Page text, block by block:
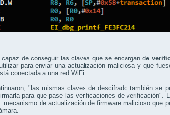
de conseguir las claves que se encargan de
para enviar una actualización maliciosa y que
conectada a una red WiFi.
"las mismas claves de descifrado también se
para que pase las verificaciones de verificación".
de actualización de firmware malicioso que